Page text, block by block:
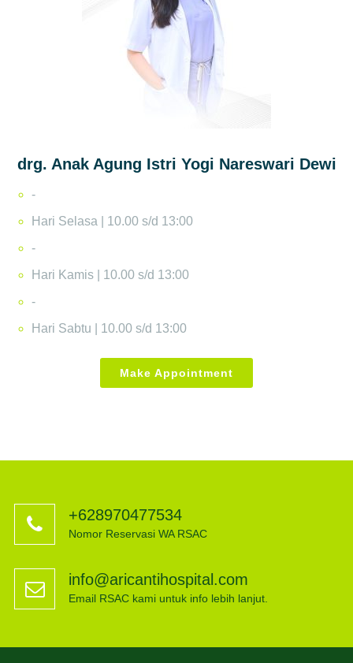
drg. Anak Agung Istri Yogi Nareswari Dewi
-
Hari Selasa | 10.00 s/d 13:00
-
Hari Kamis | 10.00 s/d 13:00
-
Hari Sabtu | 10.00 s/d 13:00
Make Appointment
+628970477534
Nomor Reservasi WA RSAC
info@aricantihospital.com
Email RSAC kami untuk info lebih lanjut.